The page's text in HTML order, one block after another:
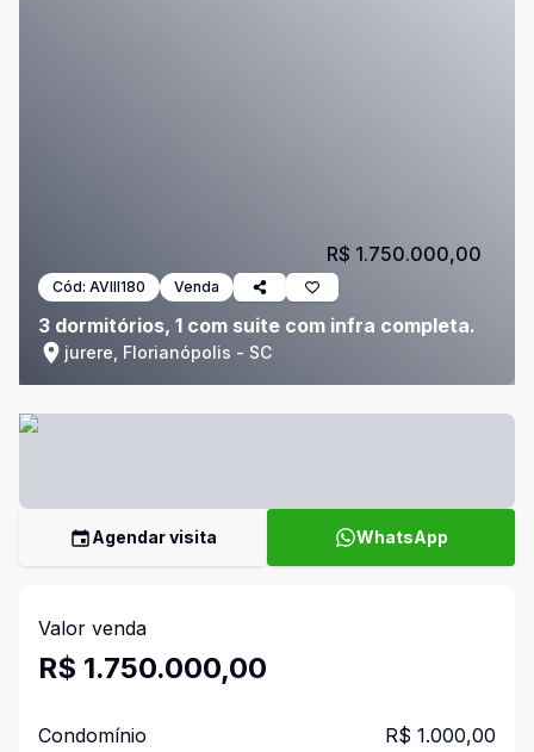
Cód: AVIII180 Venda
3 dormitórios, 1 com suite com infra completa.
jurere, Florianópolis - SC
R$ 1.750.000,00
Agendar visita WhatsApp
Valor venda
R$ 1.750.000,00
Condomínio R$ 1.000,00